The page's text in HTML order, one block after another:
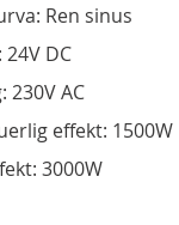
Ren sinus
24V DC
230V AC
effekt: 1500W
3000W